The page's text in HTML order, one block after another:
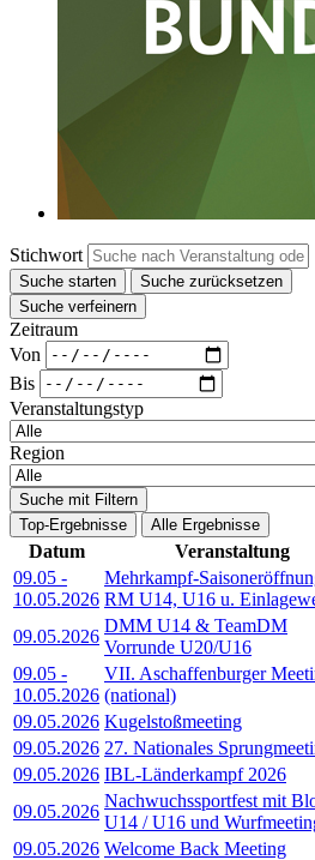
Stichwort
Suche starten
Suche zurücksetzen
Suche verfeinern
Zeitraum
Von
Bis
Veranstaltungstyp
Region
Suche mit Filtern
Top-Ergebnisse
Alle Ergebnisse
Datum Veranstaltung
09.05 -
10.05.2026
Mehrkampf-
RM U14, U16 u.
09.05.2026
DMM U14 & TeamDM
Vorrunde U20/U16
09.05 -
10.05.2026
VII. Aschaffenburger
(national)
09.05.2026 Kugelstoßmeeting
09.05.2026 27. Nationales
09.05.2026 IBL-Länderkampf 2026
09.05.2026
Nachwuchssportfest mit
U14 / U16 und
09.05.2026 Welcome Back Meeting